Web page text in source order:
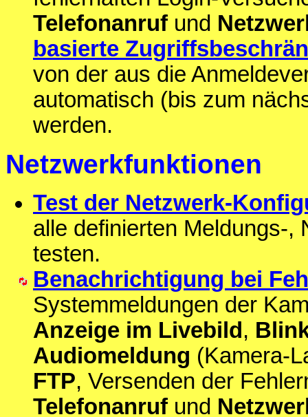
Telefonanruf und
basierte
von der aus die
automatisch (bis zum
werden.
Netzwerkfunktionen
Test der Netzwerk-
alle definierten Meldungs-,
testen.
Benachrichtigung bei
Systemmeldungen der
Anzeige im Livebild ,
Audiomeldung (Kamera-
FTP, Versenden der
Telefonanruf und